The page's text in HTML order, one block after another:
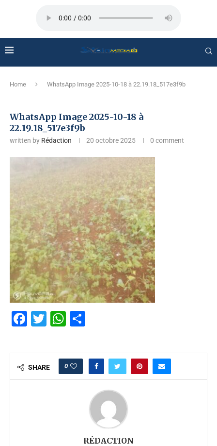
Home WhatsApp Image 2025-10-18 à 22.19.18_517e3f9b
WhatsApp Image 2025-10-18 à
22.19.18_517e3f9b
written by Rédaction 20 octobre 2025 0 comment
Facebook
TwitterWhatsApp
SHARE 0
RÉDACTION